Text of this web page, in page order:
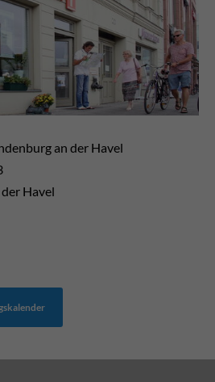
an der Havel
Havel